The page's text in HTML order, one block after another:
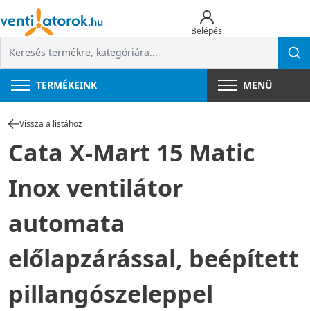
Belépés
TERMÉKEINK MENÜ
Vissza a listához
Cata X-Mart 15 Matic
Inox ventilátor
automata
előlapzárással, beépített
pillangószeleppel